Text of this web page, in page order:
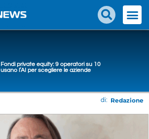
Fondi private equity: 9 operatori su 10
usano l’AI per scegliere le aziende
di: Redazione